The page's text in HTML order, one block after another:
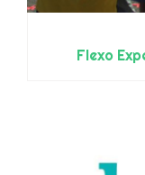
Flexo